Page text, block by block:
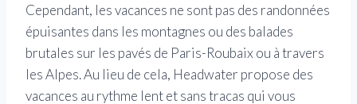
Cependant, les vacances ne sont pas des randonnées
épuisantes dans les montagnes ou des balades
brutales sur les pavés de Paris-Roubaix ou à travers
les Alpes. Au lieu de cela, Headwater propose des
vacances au rythme lent et sans tracas qui vous